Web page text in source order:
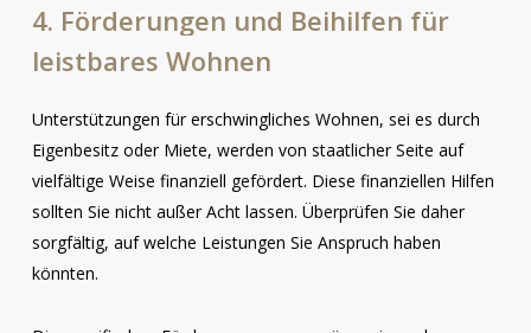
4. Förderungen und Beihilfen für
leistbares Wohnen
Unterstützungen für erschwingliches Wohnen, sei es durch
Eigenbesitz oder Miete, werden von staatlicher Seite auf
vielfältige Weise finanziell gefördert. Diese finanziellen Hilfen
sollten Sie nicht außer Acht lassen. Überprüfen Sie daher
sorgfältig, auf welche Leistungen Sie Anspruch haben
könnten.